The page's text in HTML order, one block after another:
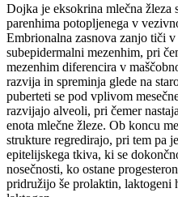
Dojka je eksokrina mlečna žleza
parenhima potopljenega v
Embrionalna zasnova zanjo tiči
subepidermalni mezenhim, pri
mezenhim diferencira v
razvija in spreminja glede na
puberteti se pod vplivom
razvijajo alveoli, pri čemer
enota mlečne žleze. Ob koncu
strukture regredirajo, pri tem pa
epitelijskega tkiva, ki se
nosečnosti, ko ostane
pridružijo še prolaktin, laktogeni